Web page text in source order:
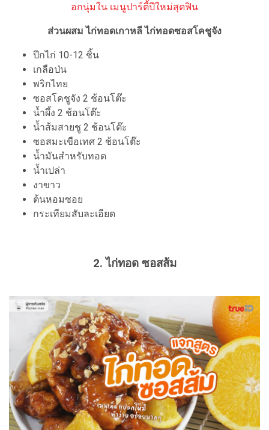
อกนุ่มใน เมนูปาร์ตี้ปีใหม่สุดฟิน
ส่วนผสม ไก่ทอดเกาหลี ไก่ทอดซอสโคชูจัง
ปีกไก่ 10-12 ชิ้น
เกลือป่น
พริกไทย
ซอสโคชูจัง 2 ช้อนโต๊ะ
น้ำผึ้ง 2 ช้อนโต๊ะ
น้ำส้มสายชู 2 ช้อนโต๊ะ
ซอสมะเขือเทศ 2 ช้อนโต๊ะ
น้ำมันสำหรับทอด
น้ำเปล่า
งาขาว
ต้นหอมซอย
กระเทียมสับละเอียด
2. ไก่ทอด ซอสส้ม